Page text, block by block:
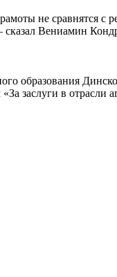
не сравнятся с
сказал Вениамин
образования
заслуги в отрасли